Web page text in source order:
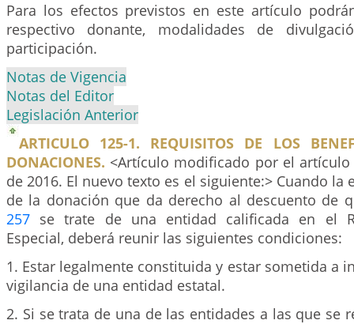
Para los efectos previstos en este artículo
respectivo donante, modalidades de
participación.
Notas de Vigencia
Notas del Editor
Legislación Anterior
ARTICULO 125-1. REQUISITOS DE LOS
DONACIONES. <Artículo modificado por el
de 2016. El nuevo texto es el siguiente:> Cuando la
de la donación que da derecho al descuento de
257 se trate de una entidad calificada en el
Especial, deberá reunir las siguientes condiciones:
1. Estar legalmente constituida y estar sometida a
vigilancia de una entidad estatal.
2. Si se trata de una de las entidades a las que se